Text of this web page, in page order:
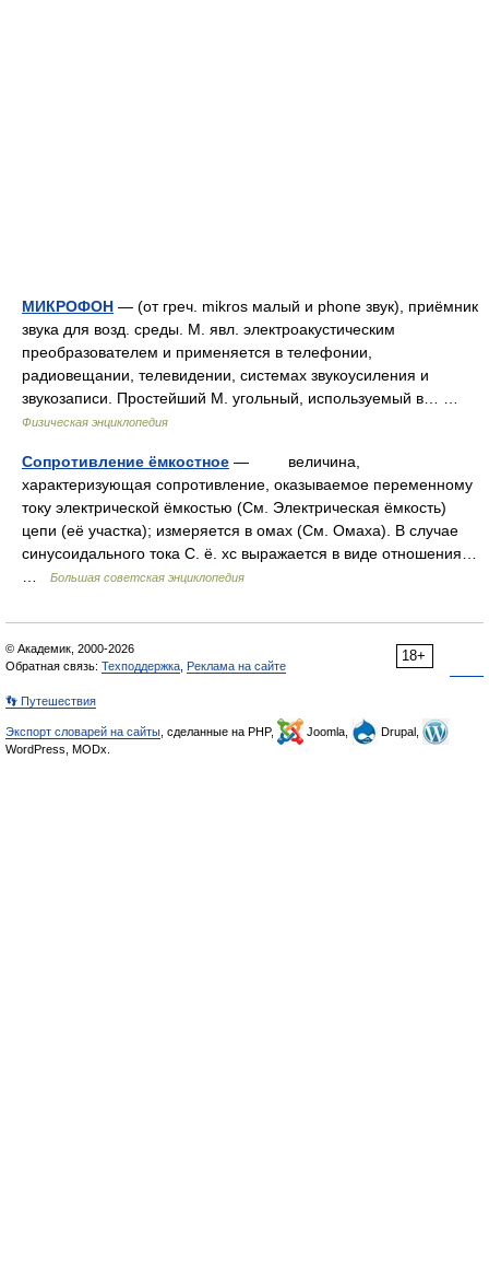
МИКРОФОН — (от греч. mikros малый и phone звук), приёмник
звука для возд. среды. М. явл. электроакустическим
преобразователем и применяется в телефонии,
радиовещании, телевидении, системах звукоусиления и
звукозаписи. Простейший М. угольный, используемый в… …
Физическая энциклопедия
Сопротивление ёмкостное — величина,
характеризующая сопротивление, оказываемое переменному
току электрической ёмкостью (См. Электрическая ёмкость)
цепи (её участка); измеряется в омах (См. Омаха). В случае
синусоидального тока С. ё. xc выражается в виде отношения…
Большая советская энциклопедия
18+
© Академик, 2000-2026
Обратная связь: Техподдержка Реклама на сайте
👣 Путешествия
Экспорт словарей на сайты , сделанные на PHP, Joomla,
Drupal,
WordPress, MODx.